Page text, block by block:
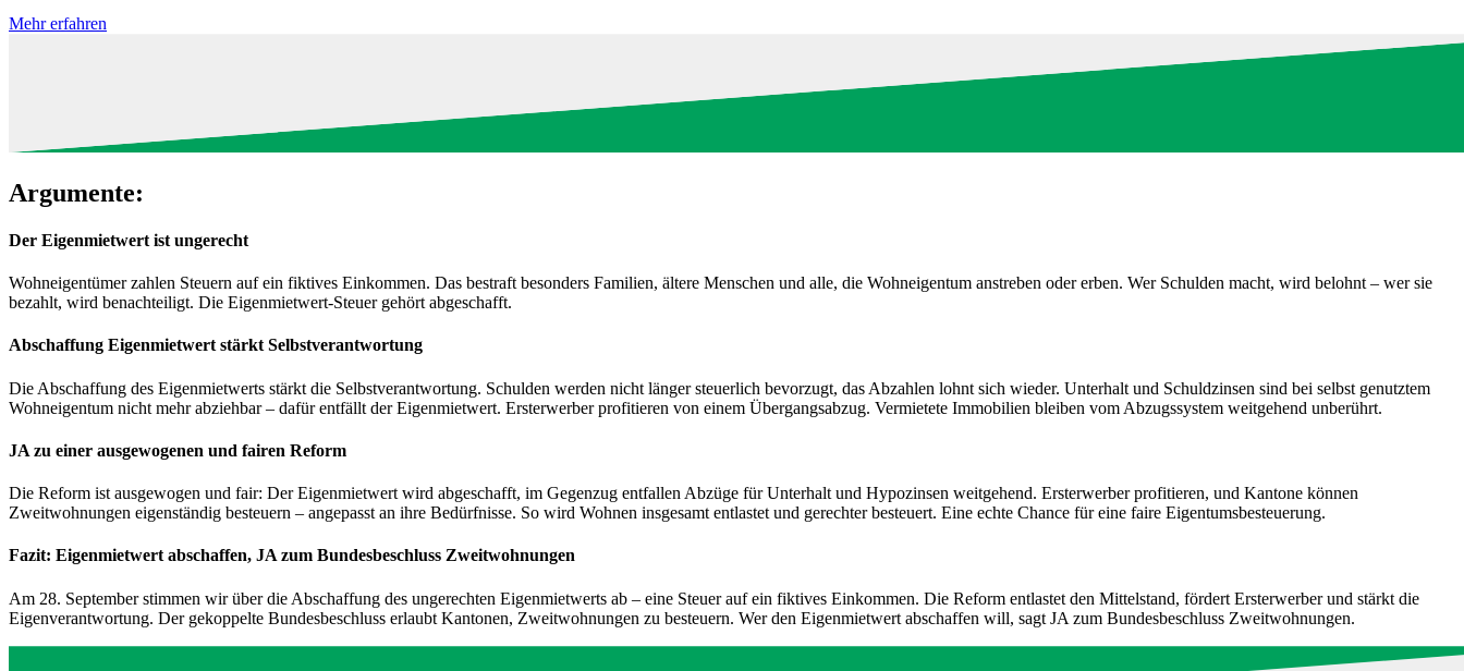
Mehr erfahren
Argumente:
Der Eigenmietwert ist ungerecht
Wohneigentümer zahlen Steuern auf ein fiktives Einkommen. Das bestraft besonders Familien, ältere Menschen und alle, die Wohneigentum anstreben oder erben. Wer Schulden macht, wird belohnt – wer sie
bezahlt, wird benachteiligt. Die Eigenmietwert-Steuer gehört abgeschafft.
Abschaffung Eigenmietwert stärkt Selbstverantwortung
Die Abschaffung des Eigenmietwerts stärkt die Selbstverantwortung. Schulden werden nicht länger steuerlich bevorzugt, das Abzahlen lohnt sich wieder. Unterhalt und Schuldzinsen sind bei selbst genutztem
Wohneigentum nicht mehr abziehbar – dafür entfällt der Eigenmietwert. Ersterwerber profitieren von einem Übergangsabzug. Vermietete Immobilien bleiben vom Abzugssystem weitgehend unberührt.
JA zu einer ausgewogenen und fairen Reform
Die Reform ist ausgewogen und fair: Der Eigenmietwert wird abgeschafft, im Gegenzug entfallen Abzüge für Unterhalt und Hypozinsen weitgehend. Ersterwerber profitieren, und Kantone können
Zweitwohnungen eigenständig besteuern – angepasst an ihre Bedürfnisse. So wird Wohnen insgesamt entlastet und gerechter besteuert. Eine echte Chance für eine faire Eigentumsbesteuerung.
Fazit: Eigenmietwert abschaffen, JA zum Bundesbeschluss Zweitwohnungen
Am 28. September stimmen wir über die Abschaffung des ungerechten Eigenmietwerts ab – eine Steuer auf ein fiktives Einkommen. Die Reform entlastet den Mittelstand, fördert Ersterwerber und stärkt die
Eigenverantwortung. Der gekoppelte Bundesbeschluss erlaubt Kantonen, Zweitwohnungen zu besteuern. Wer den Eigenmietwert abschaffen will, sagt JA zum Bundesbeschluss Zweitwohnungen.